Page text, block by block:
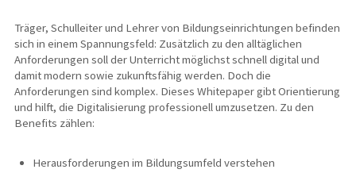
Träger, Schulleiter und Lehrer von Bildungseinrichtungen befinden
sich in einem Spannungsfeld: Zusätzlich zu den alltäglichen
Anforderungen soll der Unterricht möglichst schnell digital und
damit modern sowie zukunftsfähig werden. Doch die
Anforderungen sind komplex. Dieses Whitepaper gibt Orientierung
und hilft, die Digitalisierung professionell umzusetzen. Zu den
Benefits zählen:
Herausforderungen im Bildungsumfeld verstehen